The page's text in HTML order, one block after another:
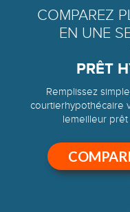
COMPAREZ
EN UNE
PRÊT
Remplissez
courtierhypothécaire
lemeilleur prêt